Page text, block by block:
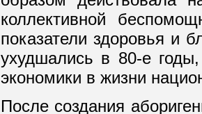
коллективной
показатели здоровья и
ухудшались в 80-е
экономики в жизни
После создания